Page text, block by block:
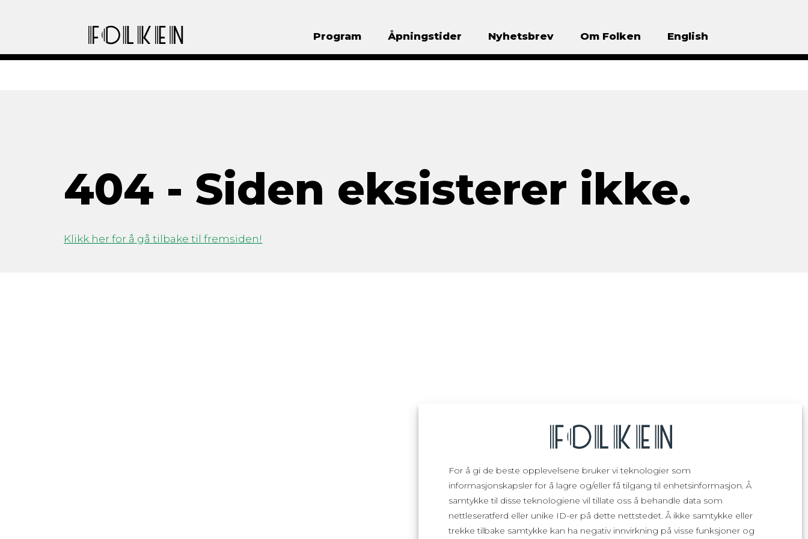
For å gi de beste opplevelsene bruker vi teknologier som
informasjonskapsler for å lagre og/eller få tilgang til enhetsinformasjon. Å
samtykke til disse teknologiene vil tillate oss å behandle data som
nettleseratferd eller unike ID-er på dette nettstedet. Å ikke samtykke eller
trekke tilbake samtykke kan ha negativ innvirkning på visse funksjoner og
Program Åpningstider Nyhetsbrev Om Folken English
404 - Siden eksisterer ikke.
Klikk her for å gå tilbake til fremsiden!